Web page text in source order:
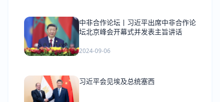
中非合作论坛丨习近平出席中非合作论
坛北京峰会开幕式并发表主旨讲话
2024-09-06
习近平会见埃及总统塞西